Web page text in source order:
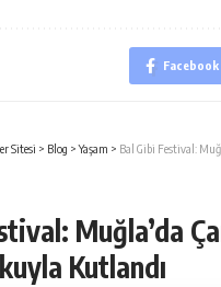
Facebook
Sitesi > Blog >Yaşam > Bal Gibi Festival: Muğla’da Çam
Muğla’da
Kutlandı